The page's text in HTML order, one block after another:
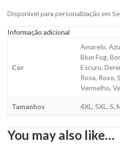
Disponível para personalização em
Informação adicional
Cor
Amarelo,
Blue Fog,
Escuro,
Rosa, Roxo,
Vermelho,
Tamanhos 4XL, 5XL, S,
You may also like…